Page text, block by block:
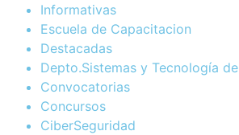
Informativas
Escuela de Capacitacion
Destacadas
Depto.Sistemas y Tecnología
Convocatorias
Concursos
CiberSeguridad